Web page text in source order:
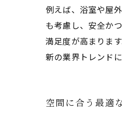
例えば、浴室や屋
も考慮し、安全か
満足度が高まりま
新の業界トレンド
空間に合う最適